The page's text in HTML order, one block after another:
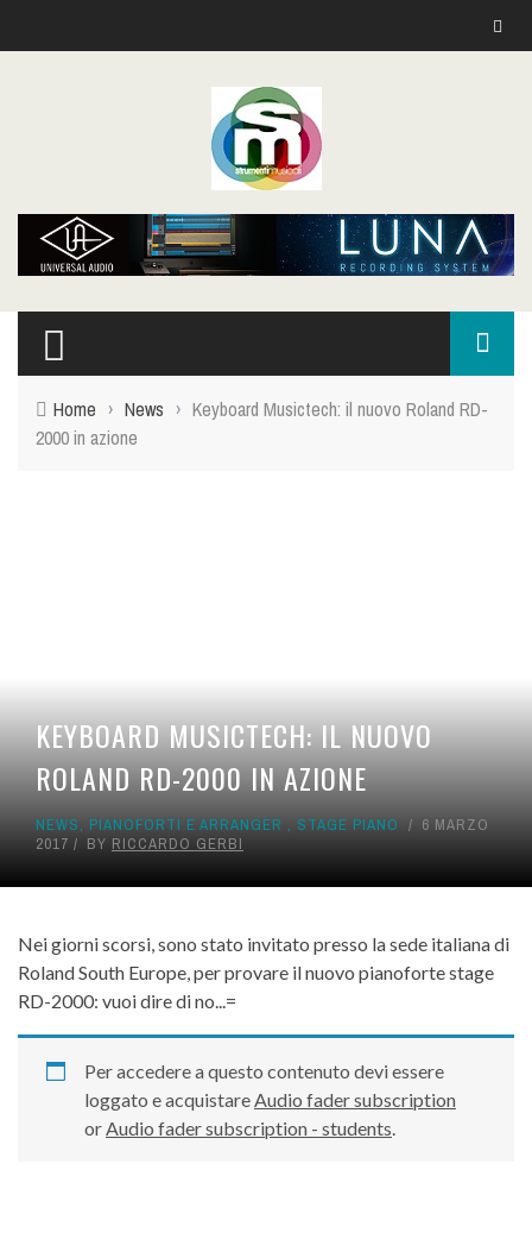
Home › News › Keyboard Musictech: il nuovo Roland RD-
2000 in azione
KEYBOARD MUSICTECH: IL NUOVO
ROLAND RD-2000 IN AZIONE
NEWS, PIANOFORTI E ARRANGER , STAGE PIANO
6 MARZO
2017
BY RICCARDO GERBI
Nei giorni scorsi, sono stato invitato presso la sede italiana di
Roland South Europe, per provare il nuovo pianoforte stage
RD-2000: vuoi dire di no...=
Per accedere a questo contenuto devi essere
loggato e acquistare Audio fader subscription
or Audio fader subscription - students